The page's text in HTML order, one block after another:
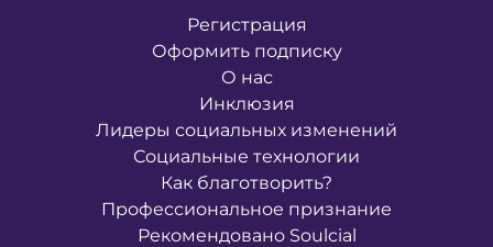
Регистрация
Оформить подписку
О нас
Инклюзия
Лидеры социальных изменений
Социальные технологии
Как благотворить?
Профессиональное признание
Рекомендовано Soulcial